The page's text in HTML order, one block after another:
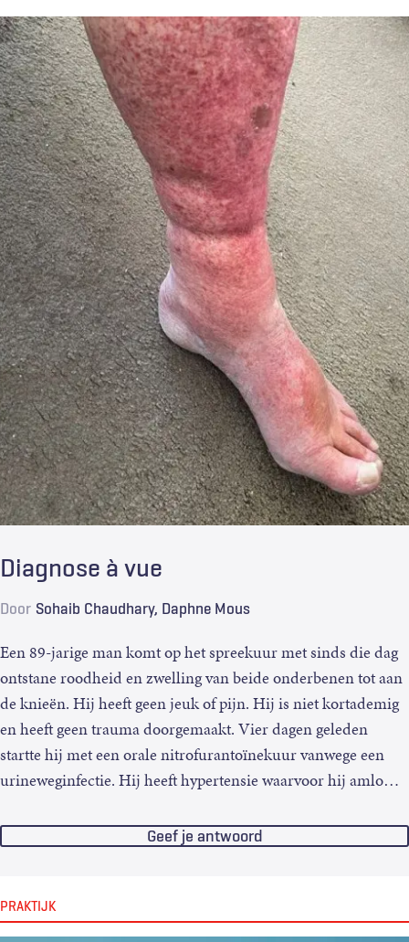
Diagnose à vue
Door Sohaib Chaudhary Daphne Mous
Een 89-jarige man komt op het spreekuur met sinds die dag
ontstane roodheid en zwelling van beide onderbenen tot aan
de knieën. Hij heeft geen jeuk of pijn. Hij is niet kortademig
en heeft geen trauma doorgemaakt. Vier dagen geleden
startte hij met een orale nitrofurantoïnekuur vanwege een
urineweginfectie. Hij heeft hypertensie waarvoor hij amlo…
Geef je antwoord
PRAKTIJK